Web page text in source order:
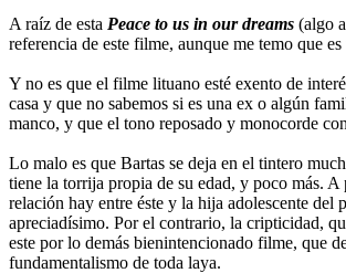
A raíz de esta Peace to us in our dreams (algo
referencia de este filme, aunque me temo que
Y no es que el filme lituano esté exento de
casa y que no sabemos si es una ex o algún
manco, y que el tono reposado y monocorde
Lo malo es que Bartas se deja en el tintero
tiene la torrija propia de su edad, y poco más.
relación hay entre éste y la hija adolescente
apreciadísimo. Por el contrario, la cripticidad,
este por lo demás bienintencionado filme, que
fundamentalismo de toda laya.